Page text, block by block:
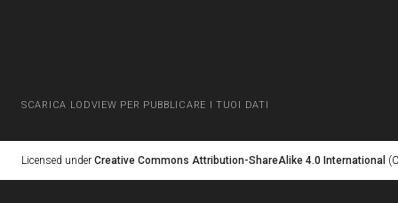
SCARICA LODVIEW PER PUBBLICARE I TUOI DATI
Licensed under Creative Commons Attribution-ShareAlike 4.0 International